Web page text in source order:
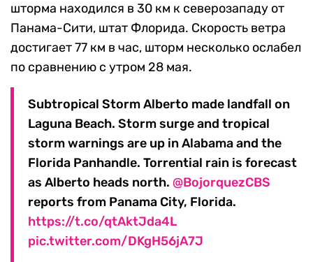
шторма находился в 30 км к северозападу от
Панама-Сити, штат Флорида. Скорость ветра
достигает 77 км в час, шторм несколько ослабел
по сравнению с утром 28 мая.
Subtropical Storm Alberto made landfall on
Laguna Beach. Storm surge and tropical
storm warnings are up in Alabama and the
Florida Panhandle. Torrential rain is forecast
as Alberto heads north. @BojorquezCBS
reports from Panama City, Florida.
https://t.co/qtAktJda4L
pic.twitter.com/DKgH56jA7J